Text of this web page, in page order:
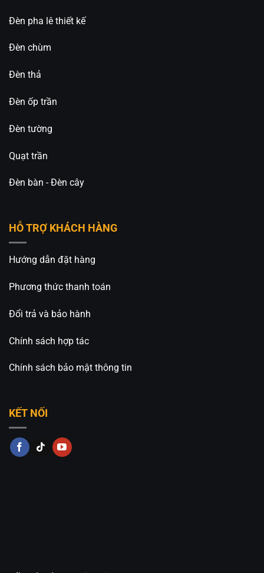
Đèn pha lê thiết kế
Đèn chùm
Đèn thả
Đèn ốp trần
Đèn tường
Quạt trần
Đèn bàn - Đèn cây
HỖ TRỢ KHÁCH HÀNG
Hướng dẫn đặt hàng
Phương thức thanh toán
Đổi trả và bảo hành
Chính sách hợp tác
Chính sách bảo mật thông tin
KẾT NỐI